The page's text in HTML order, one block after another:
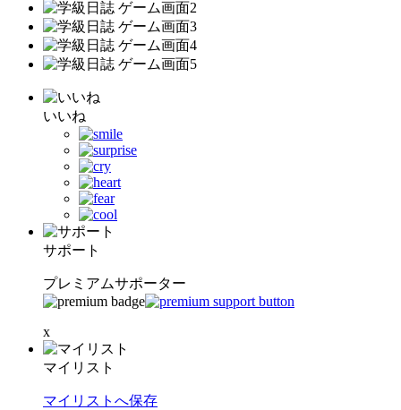
いいね
サポート
プレミアムサポーター
x
マイリスト
マイリストへ保存